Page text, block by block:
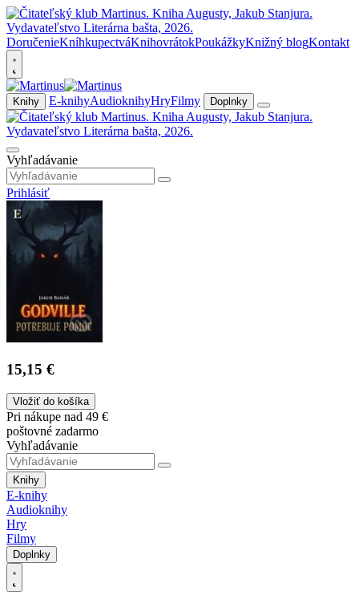
DoručenieKníhkupectváKnihovrátokPoukážkyKnižný blogKontakt
Knihy E-knihyAudioknihyHryFilmy Doplnky
Vyhľadávanie
Prihlásiť
15,15 €
Vložiť do košíka
Pri nákupe nad 49 €
poštovné zadarmo
Vyhľadávanie
Knihy
E-knihy
Audioknihy
Hry
Filmy
Doplnky